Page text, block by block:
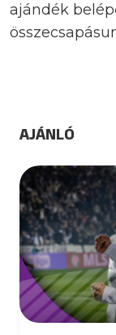
ajándék
AJÁNLÓ